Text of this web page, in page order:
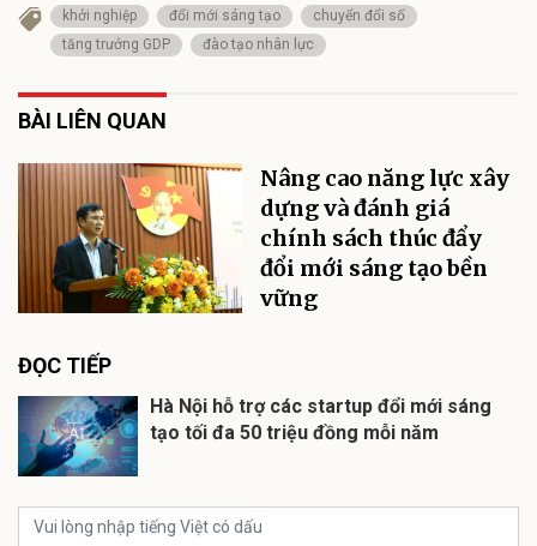
khởi nghiệp đổi mới sáng tạo
chuyển đổi số
tăng trưởng GDP
đào tạo nhân lực
BÀI LIÊN QUAN
Nâng cao năng lực xây
dựng và đánh giá
chính sách thúc đẩy
đổi mới sáng tạo bền
vững
ĐỌC TIẾP
Hà Nội hỗ trợ các startup đổi mới sáng
tạo tối đa 50 triệu đồng mỗi năm